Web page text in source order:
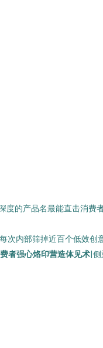
的产品名最能直击消费
次内部筛掉近百个低效创
者强心烙印营造体见术|侧